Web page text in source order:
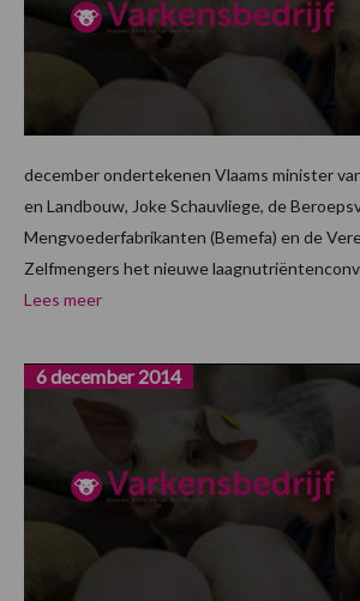
december ondertekenen Vlaams minister
en Landbouw, Joke Schauvliege, de
Mengvoederfabrikanten (Bemefa) en de
Zelfmengers het nieuwe
Lees meer
6 december 2014